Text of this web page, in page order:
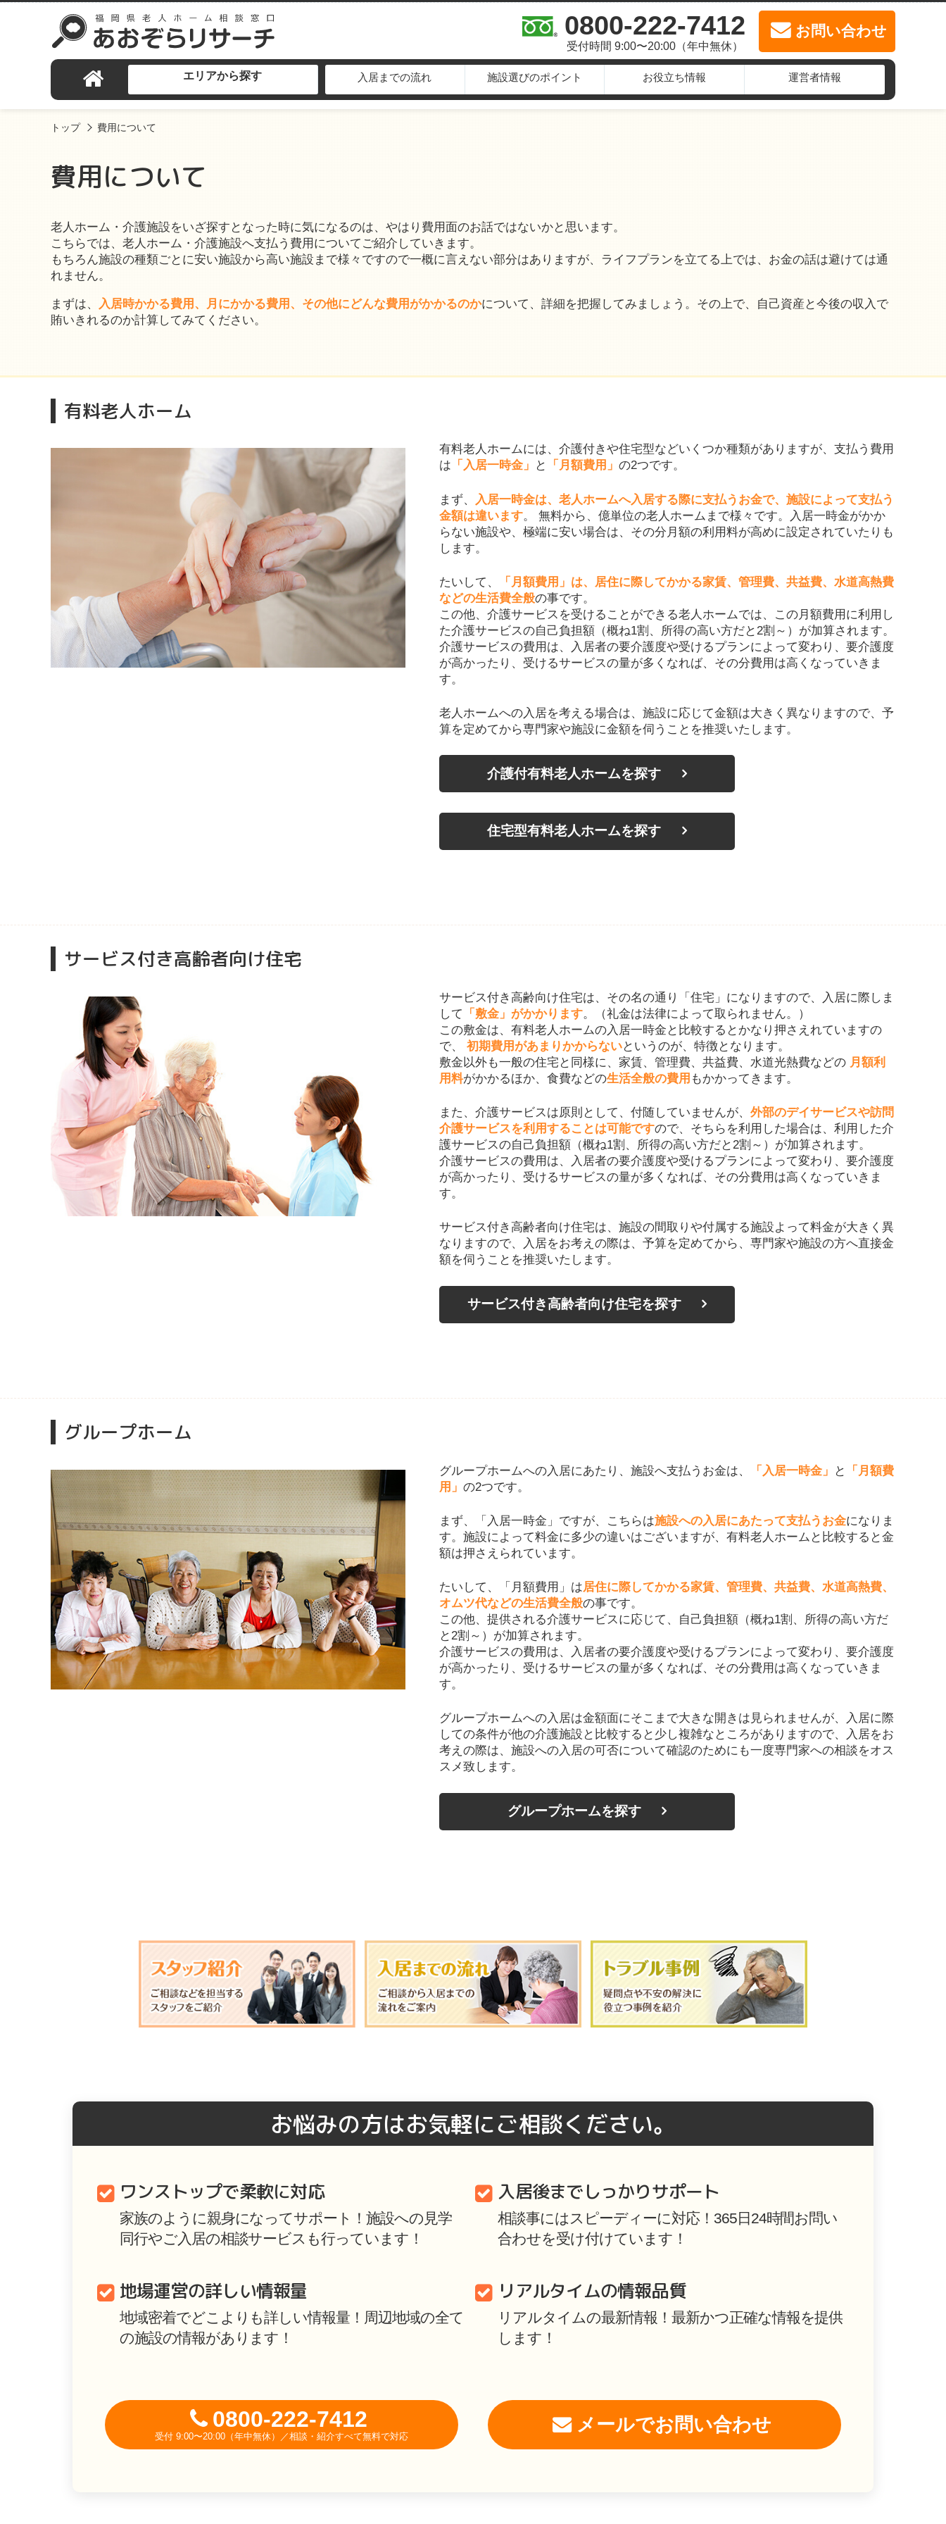
0800-222-7412
受付時間 9:00〜20:00（年中無休）
お問い合わせ
エリアから探す 入居までの流れ 施設選びのポイント お役立ち情報 運営者情報
トップ 費用について
費用について
老人ホーム・介護施設をいざ探すとなった時に気になるのは、やはり費用面のお話ではないかと思います。
こちらでは、老人ホーム・介護施設へ支払う費用についてご紹介していきます。
もちろん施設の種類ごとに安い施設から高い施設まで様々ですので一概に言えない部分はありますが、ライフプランを立てる上では、お金の話は避けては通
れません。
まずは、 入居時かかる費用、月にかかる費用、その他にどんな費用がかかるのかについて、詳細を把握してみましょう。その上で、自己資産と今後の収入で
賄いきれるのか計算してみてください。
有料老人ホーム
有料老人ホームには、介護付きや住宅型などいくつか種類がありますが、支払う費用
は 「入居一時金」 と 「月額費用」 の2つです。
まず、
入居一時金は、老人ホームへ入居する際に支払うお金で、施設によって支払う
金額は違います。 無料から、億単位の老人ホームまで様々です。入居一時金がかか
らない施設や、極端に安い場合は、その分月額の利用料が高めに設定されていたりも
します。
たいして、
「月額費用」は、居住に際してかかる家賃、管理費、共益費、水道高熱費
などの生活費全般の事です。
この他、介護サービスを受けることができる老人ホームでは、この月額費用に利用し
た介護サービスの自己負担額（概ね1割、所得の高い方だと2割～）が加算されます。
介護サービスの費用は、入居者の要介護度や受けるプランによって変わり、要介護度
が高かったり、受けるサービスの量が多くなれば、その分費用は高くなっていきま
す。
老人ホームへの入居を考える場合は、施設に応じて金額は大きく異なりますので、予
算を定めてから専門家や施設に金額を伺うことを推奨いたします。
介護付有料老人ホームを探す
住宅型有料老人ホームを探す
サービス付き高齢者向け住宅
サービス付き高齢向け住宅は、その名の通り「住宅」になりますので、入居に際しま
して
「敷金」がかかります。（礼金は法律によって取られません。）
この敷金は、有料老人ホームの入居一時金と比較するとかなり押さえれていますの
で、 初期費用があまりかからないというのが、特徴となります。
敷金以外も一般の住宅と同様に、家賃、管理費、共益費、水道光熱費などの 月額利
用料がかかるほか、食費などの生活全般の費用 もかかってきます。
また、介護サービスは原則として、付随していませんが、 外部のデイサービスや訪問
介護サービスを利用することは可能ですので、そちらを利用した場合は、利用した介
護サービスの自己負担額（概ね1割、所得の高い方だと2割～）が加算されます。
介護サービスの費用は、入居者の要介護度や受けるプランによって変わり、要介護度
が高かったり、受けるサービスの量が多くなれば、その分費用は高くなっていきま
す。
サービス付き高齢者向け住宅は、施設の間取りや付属する施設よって料金が大きく異
なりますので、入居をお考えの際は、予算を定めてから、専門家や施設の方へ直接金
額を伺うことを推奨いたします。
サービス付き高齢者向け住宅を探す
グループホーム
グループホームへの入居にあたり、施設へ支払うお金は、 「入居一時金」 と
「月額費
用」 の2つです。
まず、「入居一時金」ですが、こちらは施設への入居にあたって支払うお金になりま
す。施設によって料金に多少の違いはございますが、有料老人ホームと比較すると金
額は押さえられています。
たいして、「月額費用」は居住に際してかかる家賃、管理費、共益費、水道高熱費、
オムツ代などの生活費全般の事です。
この他、提供される介護サービスに応じて、自己負担額（概ね1割、所得の高い方だ
と2割～）が加算されます。
介護サービスの費用は、入居者の要介護度や受けるプランによって変わり、要介護度
が高かったり、受けるサービスの量が多くなれば、その分費用は高くなっていきま
す。
グループホームへの入居は金額面にそこまで大きな開きは見られませんが、入居に際
しての条件が他の介護施設と比較すると少し複雑なところがありますので、入居をお
考えの際は、施設への入居の可否について確認のためにも一度専門家への相談をオス
スメ致します。
グループホームを探す
お悩みの方はお気軽にご相談ください。
ワンストップで柔軟に対応
家族のように親身になってサポート！施設への見学
同行やご入居の相談サービスも行っています！
入居後までしっかりサポート
相談事にはスピーディーに対応！365日24時間お問い
合わせを受け付けています！
地場運営の詳しい情報量
地域密着でどこよりも詳しい情報量！周辺地域の全て
の施設の情報があります！
リアルタイムの情報品質
リアルタイムの最新情報！最新かつ正確な情報を提供
します！
0800-222-7412
受付 9:00〜20:00（年中無休）／相談・紹介すべて無料で対応
メールでお問い合わせ